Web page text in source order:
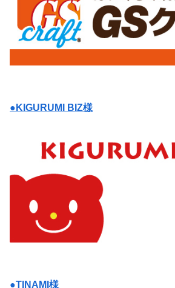
●KIGURUMI BIZ様
●TINAMI様